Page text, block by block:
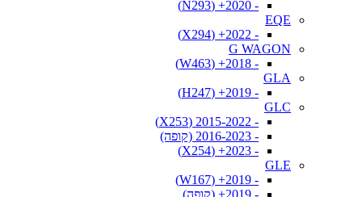
- 2020+ (N293)
EQE
- 2022+ (X294)
G WAGON
- 2018+ (W463)
GLA
- 2019+ (H247)
GLC
- 2015-2022 (X253)
- 2016-2023 (קופה)
- 2023+ (X254)
GLE
- 2019+ (W167)
- 2019+ (קופה)